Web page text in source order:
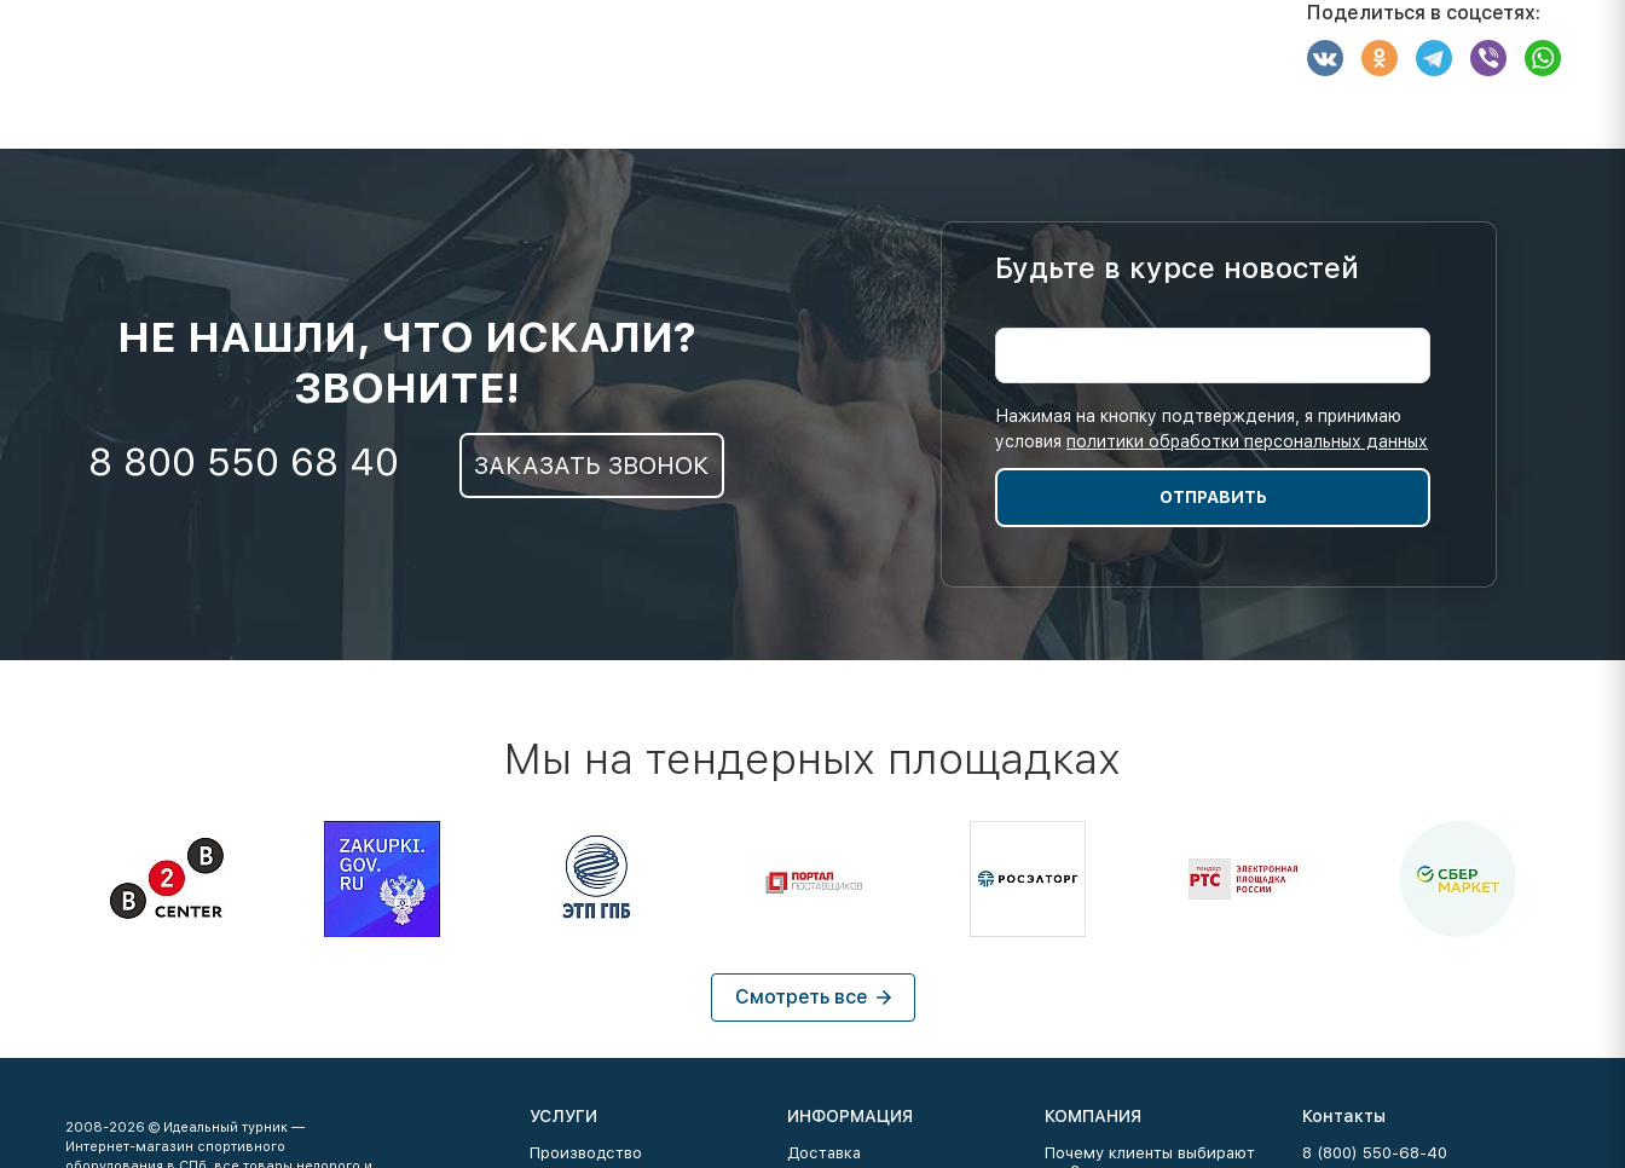
Поделиться в соцсетях:
НЕ НАШЛИ, ЧТО ИСКАЛИ?
ЗВОНИТЕ!
8 800 550 68 40 ЗАКАЗАТЬ ЗВОНОК
Будьте в курсе новостей
Нажимая на кнопку подтверждения, я принимаю
условия политики обработки персональных данных
Мы на тендерных площадках
Смотреть все
2008-2026 © Идеальный турник —
Интернет-магазин спортивного
УСЛУГИ
Производство
ИНФОРМАЦИЯ
Доставка
КОМПАНИЯ
Почему клиенты выбирают
Контакты
8 (800) 550-68-40